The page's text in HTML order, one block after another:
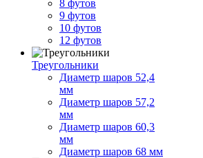
8 футов
9 футов
10 футов
12 футов
Треугольники
Диаметр шаров 52,4
мм
Диаметр шаров 57,2
мм
Диаметр шаров 60,3
мм
Диаметр шаров 68 мм